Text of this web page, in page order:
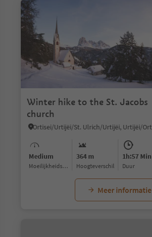
Winter hike to the St. Jacobs
church
Medium
Moeilijkheidsgraad
364 m
Hoogteverschil
1h:57 Min
Duur
Meer informatie